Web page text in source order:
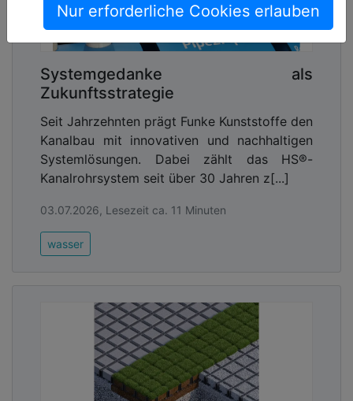
Nur erforderliche Cookies erlauben
Systemgedanke als
Zukunftsstrategie
Seit Jahrzehnten prägt Funke Kunststoffe den
Kanalbau mit innovativen und nachhaltigen
Systemlösungen. Dabei zählt das HS®-
Kanalrohrsystem seit über 30 Jahren z[...]
03.07.2026, Lesezeit ca. 11 Minuten
wasser